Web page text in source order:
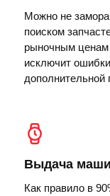
Можно не
поиском
рыночным ценам
исключит
дополнительной
Выдача
Как правило в